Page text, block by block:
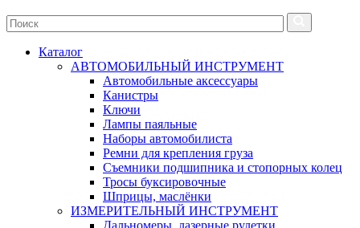
Каталог
АВТОМОБИЛЬНЫЙ ИНСТРУМЕНТ
Автомобильные аксессуары
Канистры
Ключи
Лампы паяльные
Наборы автомобилиста
Ремни для крепления груза
Съемники подшипника и стопорных колец
Тросы буксировочные
Шприцы, маслёнки
ИЗМЕРИТЕЛЬНЫЙ ИНСТРУМЕНТ
Дальномеры, лазерные рулетки